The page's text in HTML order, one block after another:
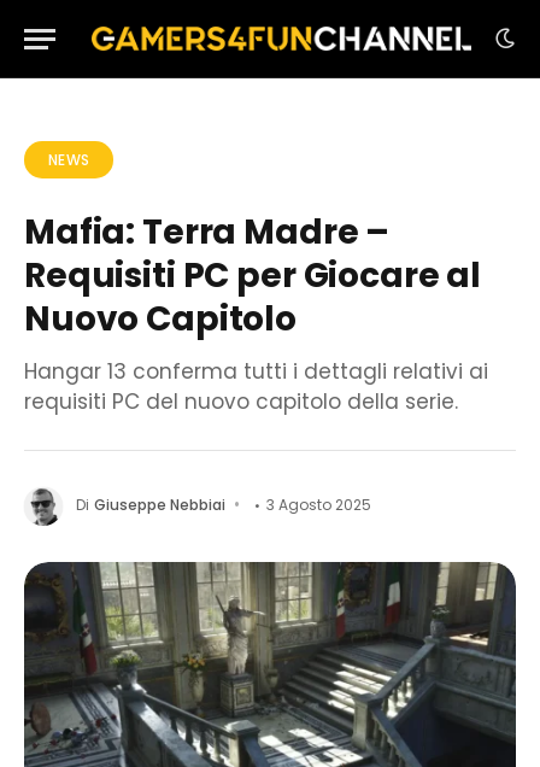
NEWS
Mafia: Terra Madre –
Requisiti PC per Giocare al
Nuovo Capitolo
Hangar 13 conferma tutti i dettagli relativi ai
requisiti PC del nuovo capitolo della serie.
Di Giuseppe Nebbiai 3 Agosto 2025